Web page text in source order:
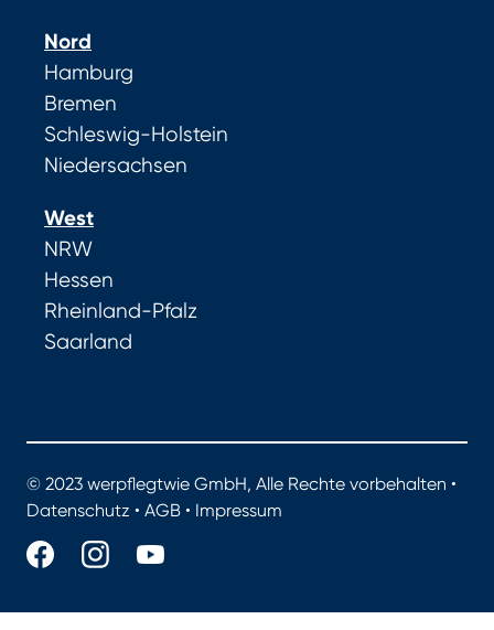
Nord
Hamburg
Bremen
Schleswig-Holstein
Niedersachsen
West
NRW
Hessen
Rheinland-Pfalz
Saarland
© 2023 werpflegtwie GmbH, Alle Rechte vorbehalten •
Datenschutz • AGB • Impressum